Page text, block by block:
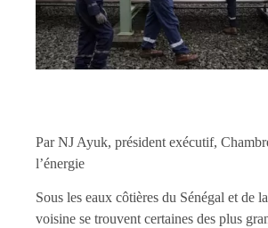
Par NJ Ayuk, président exécutif,
l’énergie
Sous les eaux côtières du Sénégal et de
voisine se trouvent certaines des plus